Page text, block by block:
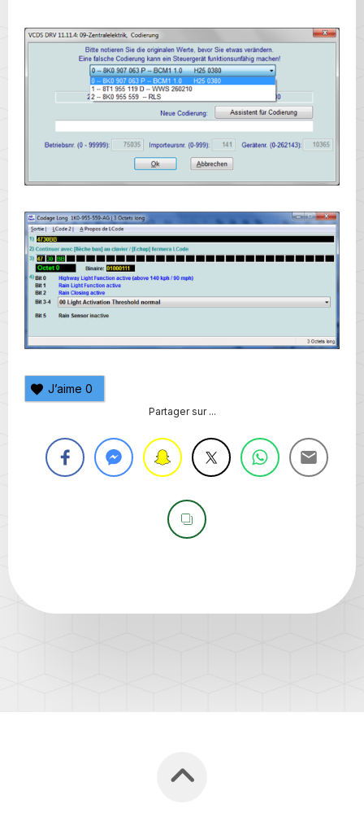
J’aime 0
Partager sur ...